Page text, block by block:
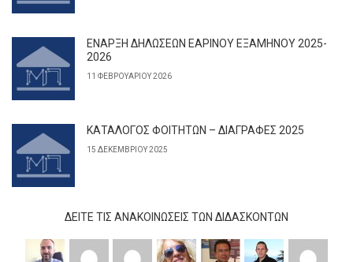
ΕΝΑΡΞΗ ΔΗΛΩΣΕΩΝ ΕΑΡΙΝΟΥ ΕΞΑΜΗΝΟΥ 2025-
2026
11 ΦΕΒΡΟΥΑΡΊΟΥ 2026
ΚΑΤΑΛΟΓΟΣ ΦΟΙΤΗΤΩΝ – ΔΙΑΓΡΑΦΕΣ 2025
15 ΔΕΚΕΜΒΡΊΟΥ 2025
ΔΕΊΤΕ ΤΙΣ ΑΝΑΚΟΙΝΏΣΕΙΣ ΤΩΝ ΔΙΔΆΣΚΟΝΤΩΝ